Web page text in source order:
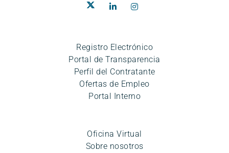
Registro Electrónico
Portal de Transparencia
Perfil del Contratante
Ofertas de Empleo
Portal Interno
Oficina Virtual
Sobre nosotros